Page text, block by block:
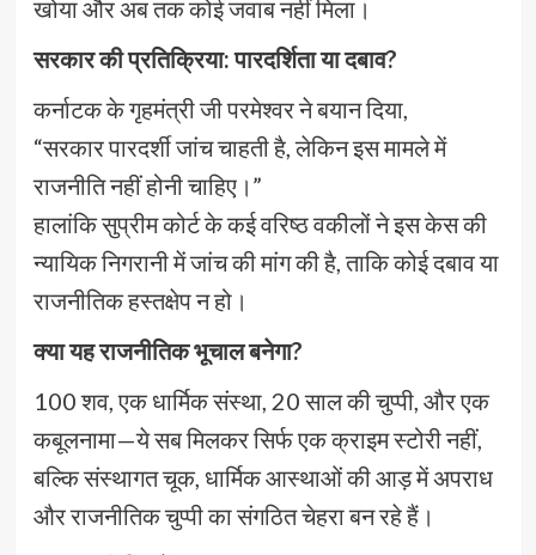
खोया और अब तक कोई जवाब नहीं मिला।
सरकार की प्रतिक्रिया: पारदर्शिता या दबाव?
कर्नाटक के गृहमंत्री जी परमेश्वर ने बयान दिया,
“सरकार पारदर्शी जांच चाहती है, लेकिन इस मामले में
राजनीति नहीं होनी चाहिए।”
हालांकि सुप्रीम कोर्ट के कई वरिष्ठ वकीलों ने इस केस की
न्यायिक निगरानी में जांच की मांग की है, ताकि कोई दबाव या
राजनीतिक हस्तक्षेप न हो।
क्या यह राजनीतिक भूचाल बनेगा?
100 शव, एक धार्मिक संस्था, 20 साल की चुप्पी, और एक
कबूलनामा—ये सब मिलकर सिर्फ एक क्राइम स्टोरी नहीं,
बल्कि संस्थागत चूक, धार्मिक आस्थाओं की आड़ में अपराध
और राजनीतिक चुप्पी का संगठित चेहरा बन रहे हैं।